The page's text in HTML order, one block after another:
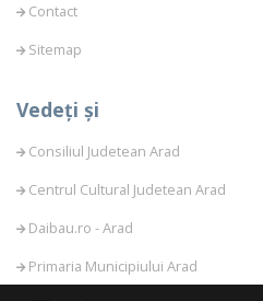
Contact
Sitemap
Vedeți și
Consiliul Judetean Arad
Centrul Cultural Judetean Arad
Daibau.ro - Arad
Primaria Municipiului Arad